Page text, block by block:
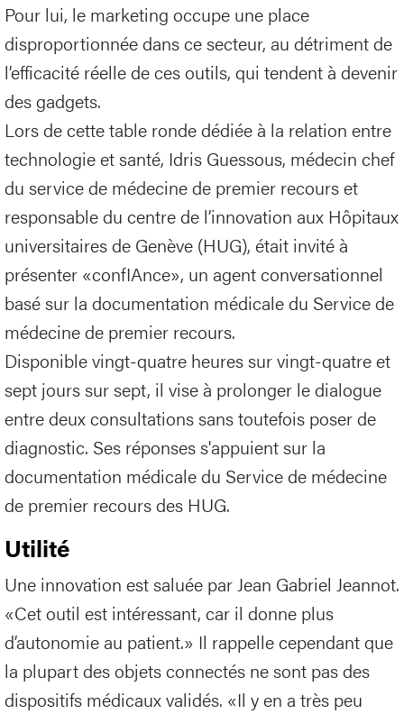
Pour lui, le marketing occupe une place
disproportionnée dans ce secteur, au détriment de
l’efficacité réelle de ces outils, qui tendent à devenir
des gadgets.
Lors de cette table ronde dédiée à la relation entre
technologie et santé, Idris Guessous, médecin chef
du service de médecine de premier recours et
responsable du centre de l’innovation aux Hôpitaux
universitaires de Genève (HUG), était invité à
présenter «confIAnce», un agent conversationnel
basé sur la documentation médicale du Service de
médecine de premier recours.
Disponible vingt-quatre heures sur vingt-quatre et
sept jours sur sept, il vise à prolonger le dialogue
entre deux consultations sans toutefois poser de
diagnostic. Ses réponses s'appuient sur la
documentation médicale du Service de médecine
de premier recours des HUG.
Utilité
Une innovation est saluée par Jean Gabriel Jeannot.
«Cet outil est intéressant, car il donne plus
d’autonomie au patient.» Il rappelle cependant que
la plupart des objets connectés ne sont pas des
dispositifs médicaux validés. «Il y en a très peu